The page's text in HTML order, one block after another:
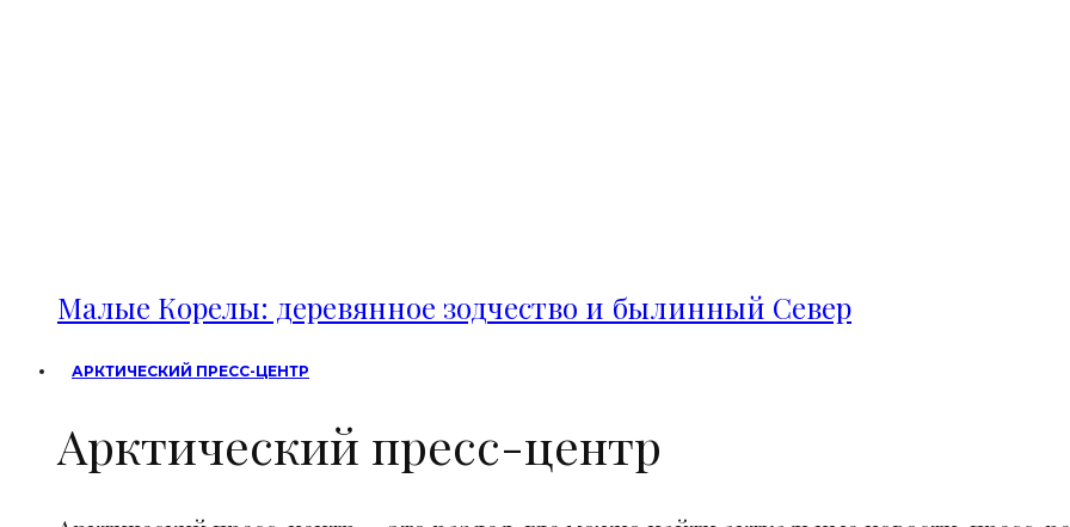
Малые Корелы: деревянное зодчество и былинный Север
АРКТИЧЕСКИЙ ПРЕСС-ЦЕНТР
Арктический пресс-центр